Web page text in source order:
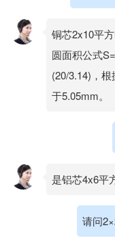
铜芯2x10平
圆面积公式
(20/3.14)，
于5.05mm。
是铝芯4x6平
请问